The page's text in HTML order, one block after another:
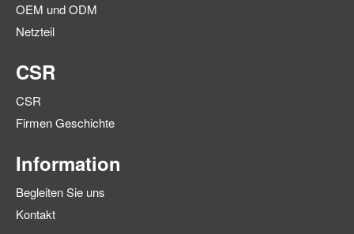
OEM und ODM
Netzteil
CSR
CSR
Firmen Geschichte
Information
Begleiten Sie uns
Kontakt